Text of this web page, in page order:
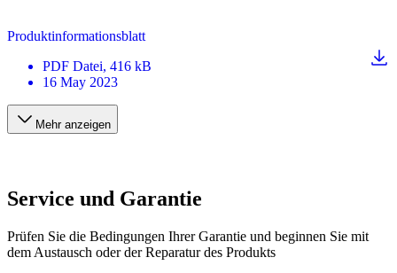
Produktinformationsblatt
PDF Datei, 416 kB
16 May 2023
Mehr anzeigen
Service und Garantie
Prüfen Sie die Bedingungen Ihrer Garantie und beginnen Sie mit
dem Austausch oder der Reparatur des Produkts